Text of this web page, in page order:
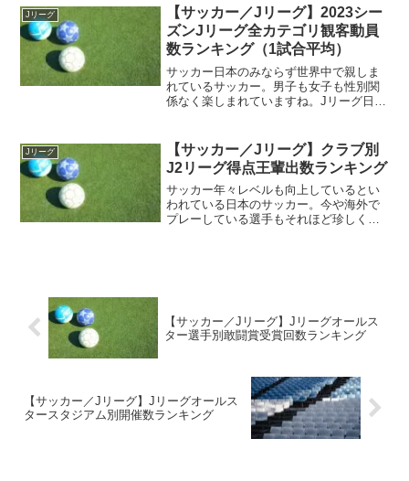
相当するJ1リーグ、2部リーグ相当になる
J2リーグ、3部...
Jリーグ
【サッカー／Jリーグ】2023シー
ズンJリーグ全カテゴリ観客動員
数ランキング（1試合平均）
サッカー日本のみならず世界中で親しま
れているサッカー。男子も女子も性別関
係なく楽しまれていますね。Jリーグ日本
グ。日本のプロサッカーリーグとして知
られているリーグです...
Jリーグ
【サッカー／Jリーグ】クラブ別
J2リーグ得点王輩出数ランキング
サッカー年々レベルも向上しているとい
われている日本のサッカー。今や海外で
プレーしている選手もそれほど珍しくは
【サッカー／Jリーグ】Jリーグオールス
ター選手別敢闘賞受賞回数ランキング
【サッカー／Jリーグ】Jリーグオールス
タースタジアム別開催数ランキング